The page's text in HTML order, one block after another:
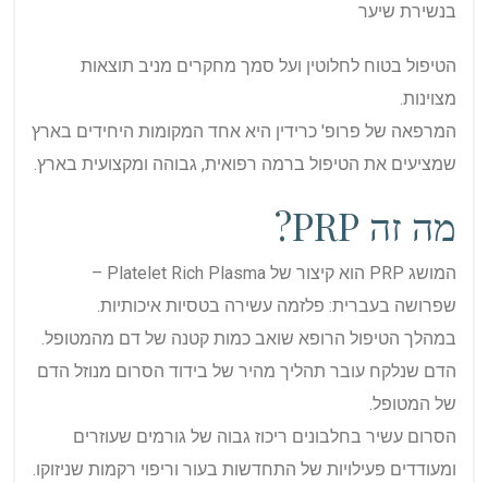
בנשירת שיער
הטיפול בטוח לחלוטין ועל סמך מחקרים מניב תוצאות
מצוינות.
המרפאה של פרופ' כרידין היא אחד המקומות היחידים בארץ
שמציעים את הטיפול ברמה רפואית, גבוהה ומקצועית בארץ.
מה זה PRP?
המושג PRP הוא קיצור של Platelet Rich Plasma –
שפרושה בעברית: פלזמה עשירה בטסיות איכותיות.
במהלך הטיפול הרופא שואב כמות קטנה של דם מהמטופל.
הדם שנלקח עובר תהליך מהיר של בידוד הסרום מנוזל הדם
של המטופל.
הסרום עשיר בחלבונים ריכוז גבוה של גורמים שעוזרים
ומעודדים פעילויות של התחדשות בעור וריפוי רקמות שניזוקו.